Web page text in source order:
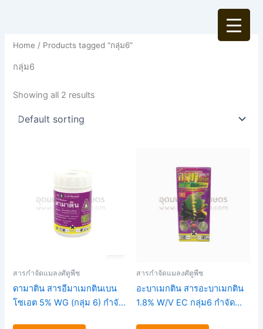
Home / Products tagged “กลุ่ม6”
กลุ่ม6
Showing all 2 results
สารกำจัดแมลงศัตูพืช
ดามาติน สารอีมาเมกตินเบน
โซเอต 5% WG (กลุ่ม 6) กำจัด
สารกำจัดแมลงศัตูพืช
อะบาเมกติน สารอะบาเมกติน
1.8% W/V EC กลุ่ม6 กำจัด